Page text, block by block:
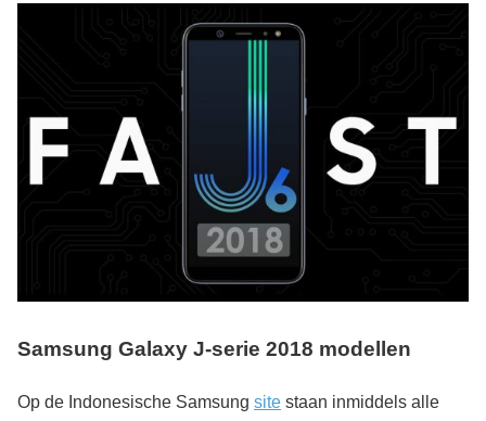
Samsung Galaxy J-serie 2018 modellen
Op de Indonesische Samsung site staan inmiddels alle